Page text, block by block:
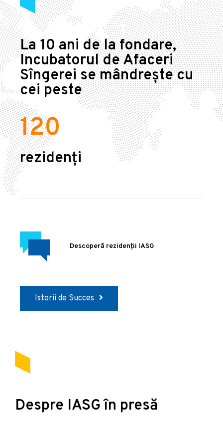
La 10 ani de la fondare,
Incubatorul de Afaceri
Sîngerei se mândrește cu
cei peste
120
rezidenți
Descoperă rezidenții IASG
Istorii de Succes
Despre IASG în presă